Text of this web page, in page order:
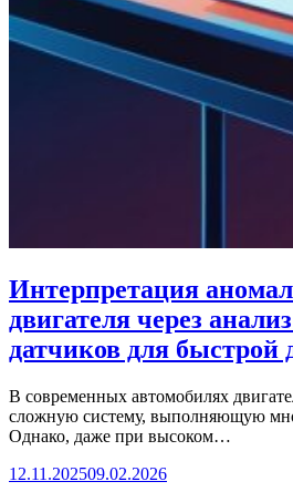
Интерпретация
двигателя через
датчиков для быстрой
В современных автомобилях
сложную систему, выполняющую
Однако, даже при высоком…
12.11.202509.02.2026